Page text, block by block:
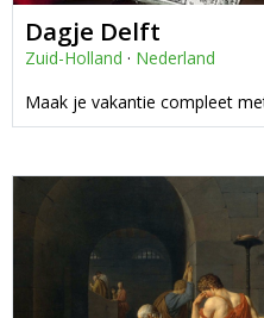
Dagje Delft
Zuid-Holland · Nederland
Maak je vakantie compleet